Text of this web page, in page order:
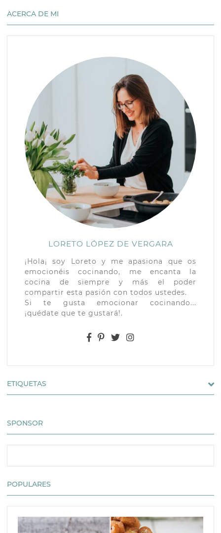
ACERCA DE MI
LORETO LÓPEZ DE VERGARA
¡Hola¡ soy Loreto y me apasiona que os
emocionéis cocinando, me encanta la
cocina de siempre y más el poder
compartir esta pasión con todos ustedes.
Si te gusta emocionar cocinando...
¡quédate que te gustará!.
ETIQUETAS
SPONSOR
POPULARES